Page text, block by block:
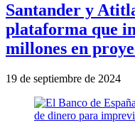
Santander y
plataforma que
millones en
19 de septiembre de 2024